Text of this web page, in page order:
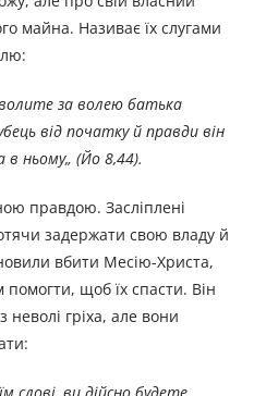
майна. Називає їх слугами
за волею батька
від початку й правди він
ньому„ (Йо 8,44).
правдою. Засліплені
задержати свою владу й
вбити Месію-Христа,
щоб їх спасти. Він
гріха, але вони